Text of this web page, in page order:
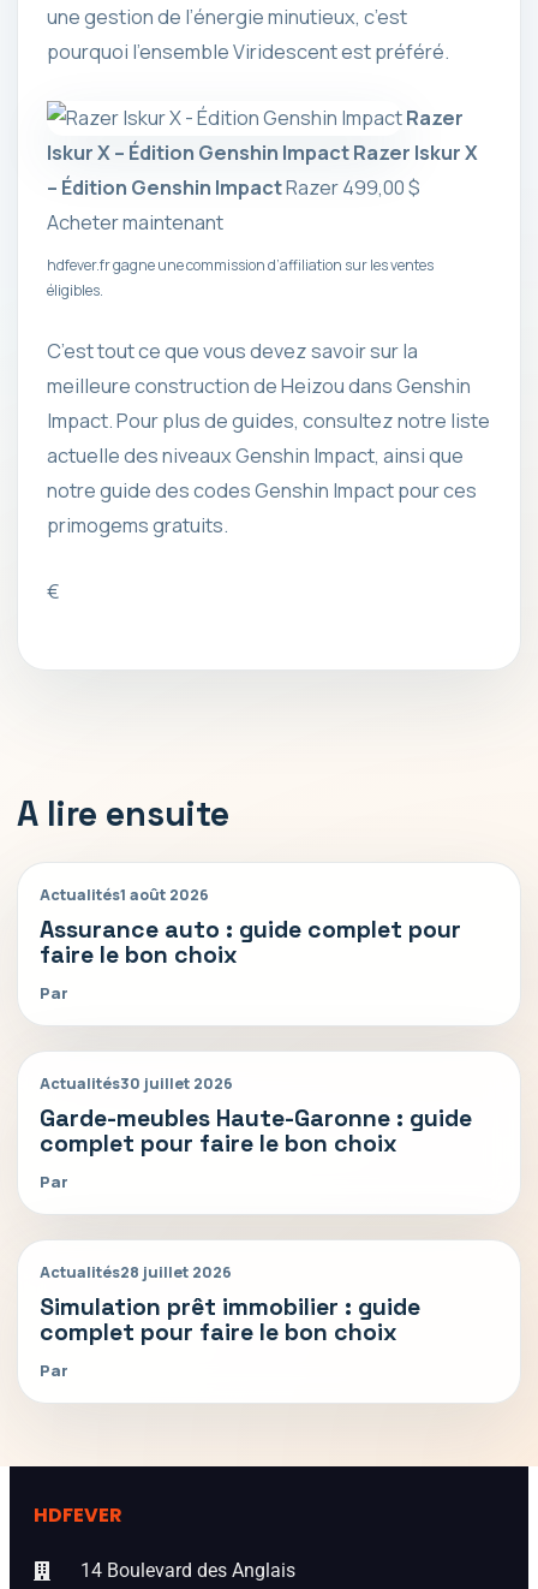
une gestion de l’énergie minutieux, c’est
pourquoi l’ensemble Viridescent est préféré.
Razer
Iskur X – Édition Genshin ImpactRazer Iskur X
– Édition Genshin ImpactRazer499,00 $
Acheter maintenant
hdfever.fr gagne une commission d’affiliation sur les ventes
éligibles.
C’est tout ce que vous devez savoir sur la
meilleure construction de Heizou dans Genshin
Impact. Pour plus de guides, consultez notre liste
actuelle des niveaux Genshin Impact, ainsi que
notre guide des codes Genshin Impact pour ces
primogems gratuits.
€
A lire ensuite
Actualités1 août 2026
Assurance auto : guide complet pour
faire le bon choix
Par
Actualités30 juillet 2026
Garde-meubles Haute-Garonne : guide
complet pour faire le bon choix
Par
Actualités28 juillet 2026
Simulation prêt immobilier : guide
complet pour faire le bon choix
Par
HDFEVER
14 Boulevard des Anglais